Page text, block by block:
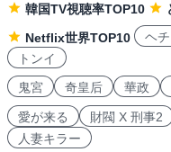
韓国TV視聴率TOP10
Netflix世界TOP10
ヘ
トンイ
鬼宮
奇皇后 華政
愛が来る 財閥 X 刑事2
人妻キラー